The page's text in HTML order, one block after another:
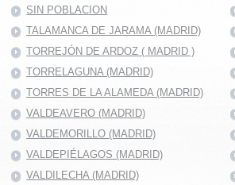
SIN POBLACION
TALAMANCA DE JARAMA (MADRID)
TORREJÓN DE ARDOZ ( MADRID )
TORRELAGUNA (MADRID)
TORRES DE LA ALAMEDA (MADRID)
VALDEAVERO (MADRID)
VALDEMORILLO (MADRID)
VALDEPIÉLAGOS (MADRID)
VALDILECHA (MADRID)